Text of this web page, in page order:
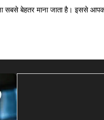
सबसे बेहतर माना जाता है। इससे